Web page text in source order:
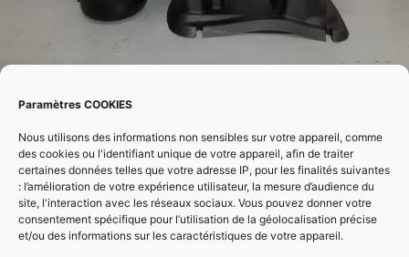
Paramètres COOKIES
Nous utilisons des informations non sensibles sur votre appareil, comme
des cookies ou l'identifiant unique de votre appareil, afin de traiter
certaines données telles que votre adresse IP, pour les finalités suivantes
: l’amélioration de votre expérience utilisateur, la mesure d’audience du
site, l'interaction avec les réseaux sociaux. Vous pouvez donner votre
consentement spécifique pour l’utilisation de la géolocalisation précise
et/ou des informations sur les caractéristiques de votre appareil.
piscine pour un particulier
PRÉCÉDENT
Poste de relevage eaux usées
SUIVANT
Gros chantier hydroelectrique pour Apemi